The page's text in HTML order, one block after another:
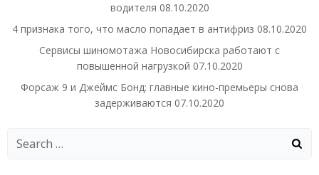
водителя 08.10.2020
4 признака того, что масло попадает в антифриз 08.10.2020
Сервисы шиномотажа Новосибирска работают с
повышенной нагрузкой 07.10.2020
Форсаж 9 и Джеймс Бонд: главные кино-премьеры снова
задерживаются 07.10.2020
Search